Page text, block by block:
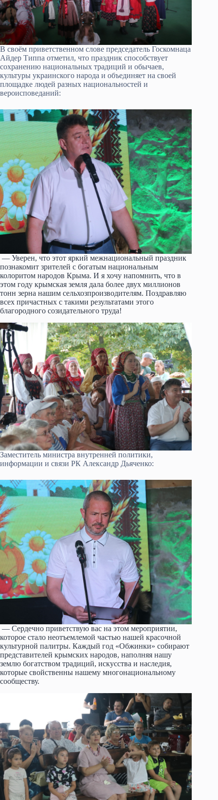
В своём приветственном слове председатель Госкомнаца
Айдер Типпа отметил, что праздник способствует
сохранению национальных традиций и обычаев,
культуры украинского народа и объединяет на своей
площадке людей разных национальностей и
вероисповеданий:
— Уверен, что этот яркий межнациональный праздник
познакомит зрителей с богатым национальным
колоритом народов Крыма. И я хочу напомнить, что в
этом году крымская земля дала более двух миллионов
тонн зерна нашим сельхозпроизводителям. Поздравляю
всех причастных с такими результатами этого
благородного созидательного труда!
Заместитель министра внутренней политики,
информации и связи РК Александр Дьяченко:
— Сердечно приветствую вас на этом мероприятии,
которое стало неотъемлемой частью нашей красочной
культурной палитры. Каждый год «Обжинки» собирают
представителей крымских народов, наполняя нашу
землю богатством традиций, искусства и наследия,
которые свойственны нашему многонациональному
сообществу.